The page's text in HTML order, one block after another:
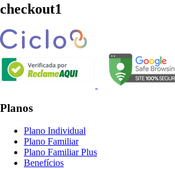
checkout1
Planos
Plano Individual
Plano Familiar
Plano Familiar Plus
Benefícios